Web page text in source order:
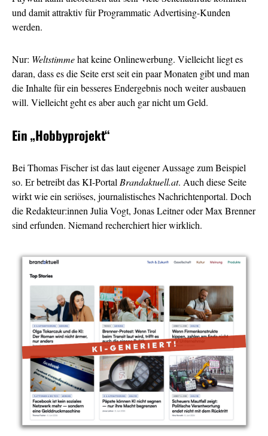
und damit attraktiv für Programmatic Advertising-Kunden
werden.
Nur: Weltstimmehat keine Onlinewerbung. Vielleicht liegt es
daran, dass es die Seite erst seit ein paar Monaten gibt und man
die Inhalte für ein besseres Endergebnis noch weiter ausbauen
will. Vielleicht geht es aber auch gar nicht um Geld.
Ein„Hobbyprojekt“
Bei Thomas Fischer ist das laut eigener Aussage zum Beispiel
so. Er betreibt das KI-PortalBrandaktuell.at. Auch diese Seite
wirkt wie ein seriöses, journalistisches Nachrichtenportal. Doch
die Redakteur:innen Julia Vogt, Jonas Leitner oder Max Brenner
sind erfunden. Niemand recherchiert hier wirklich.